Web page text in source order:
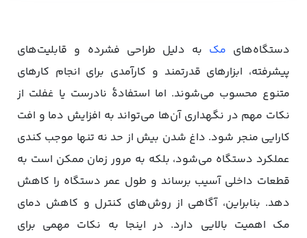
دستگاه‌های مک به دلیل طراحی فشرده و قابلیت‌های
پیشرفته، ابزارهای قدرتمند و کارآمدی برای انجام کارهای
متنوع محسوب می‌شوند. اما استفادۀ نادرست یا غفلت از
نکات مهم در نگهداری آن‌ها می‌تواند به افزایش دما و افت
کارایی منجر شود. داغ شدن بیش از حد نه تنها موجب کندی
عملکرد دستگاه می‌شود، بلکه به مرور زمان ممکن است به
قطعات داخلی آسیب برساند و طول عمر دستگاه را کاهش
دهد. بنابراین، آگاهی از روش‌های کنترل و کاهش دمای
مک اهمیت بالایی دارد. در اینجا به نکات مهمی برای